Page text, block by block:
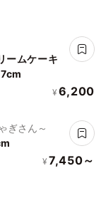
ームケーキ
¥ 6,200
ぎさん～
¥ 7,450～